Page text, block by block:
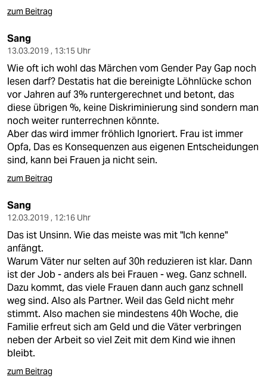
zum Beitrag
Sang
13.03.2019 , 13:15 Uhr
Wie oft ich wohl das Märchen vom Gender Pay Gap noch
lesen darf? Destatis hat die bereinigte Löhnlücke schon
vor Jahren auf 3% runtergerechnet und betont, das
diese übrigen %, keine Diskriminierung sind sondern man
noch weiter runterrechnen könnte.
Aber das wird immer fröhlich Ignoriert. Frau ist immer
Opfa, Das es Konsequenzen aus eigenen Entscheidungen
sind, kann bei Frauen ja nicht sein.
zum Beitrag
Sang
12.03.2019 , 12:16 Uhr
Das ist Unsinn. Wie das meiste was mit "Ich kenne"
anfängt.
Warum Väter nur selten auf 30h reduzieren ist klar. Dann
ist der Job - anders als bei Frauen - weg. Ganz schnell.
Dazu kommt, das viele Frauen dann auch ganz schnell
weg sind. Also als Partner. Weil das Geld nicht mehr
stimmt. Also machen sie mindestens 40h Woche, die
Familie erfreut sich am Geld und die Väter verbringen
neben der Arbeit so viel Zeit mit dem Kind wie ihnen
bleibt.
zum Beitrag